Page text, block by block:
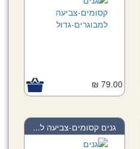
79.00 ₪
גנים קסומים-צביעה ל...